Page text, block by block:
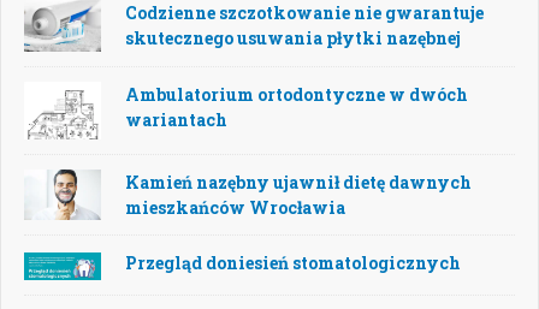
Codzienne szczotkowanie nie gwarantuje
skutecznego usuwania płytki nazębnej
Ambulatorium ortodontyczne w dwóch
wariantach
Kamień nazębny ujawnił dietę dawnych
mieszkańców Wrocławia
Przegląd doniesień stomatologicznych